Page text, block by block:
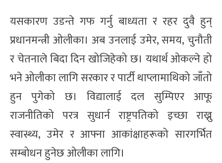
यसकारण उडन्ते गफ गर्नु बाध्यता र रहर दुवै हुन्
प्रधानमन्त्री ओलीका। अब उनलाई उमेर, समय, चुनौती
र चेतनाले बिदा दिन खोजिहेको छ। यथार्थ ओकल्ने हो
भने ओलीका लागि सरकार र पार्टी थाप्लामाथिको जाँतो
हुन पुगेको छ। विद्यालाई दल सुम्पिएर आफू
राजनीतिको परत्र सुधार्न राष्ट्रपतिको इच्छा राख्नु
स्वास्थ्य, उमेर र आफ्ना आकांक्षाहरूको सारगर्भित
सम्बोधन हुनेछ ओलीका लागि।